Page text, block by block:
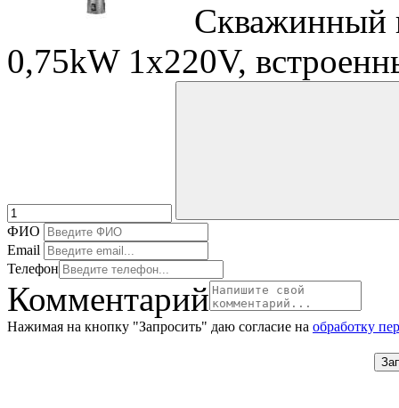
Скважинный
0,75kW 1x220V,
ФИО
Email
Телефон
Комментарий
Нажимая на кнопку "Запросить" даю согласие на обработку